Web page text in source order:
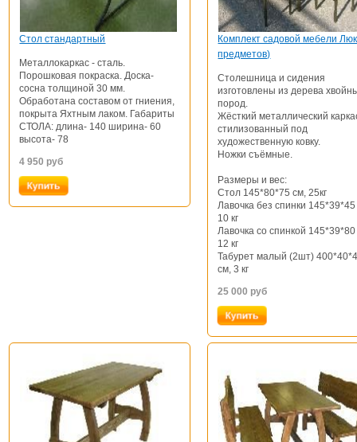
Стол стандартный
Металлокаркас - сталь.
Порошковая покраска. Доска-
сосна толщиной 30 мм.
Обработана составом от гниения,
покрыта Яхтным лаком. Габариты
СТОЛА: длина- 140 ширина- 60
высота- 78
4 950 руб
Комплект садовой мебели
предметов)
Столешница и сидения
изготовлены из дерева
пород.
Жёсткий металлический
стилизованный под
художественную ковку.
Ножки съёмные.
Размеры и вес:
Стол 145*80*75 см, 25кг
Лавочка без спинки
10 кг
Лавочка со спинкой
12 кг
Табурет малый (2шт)
см, 3 кг
25 000 руб